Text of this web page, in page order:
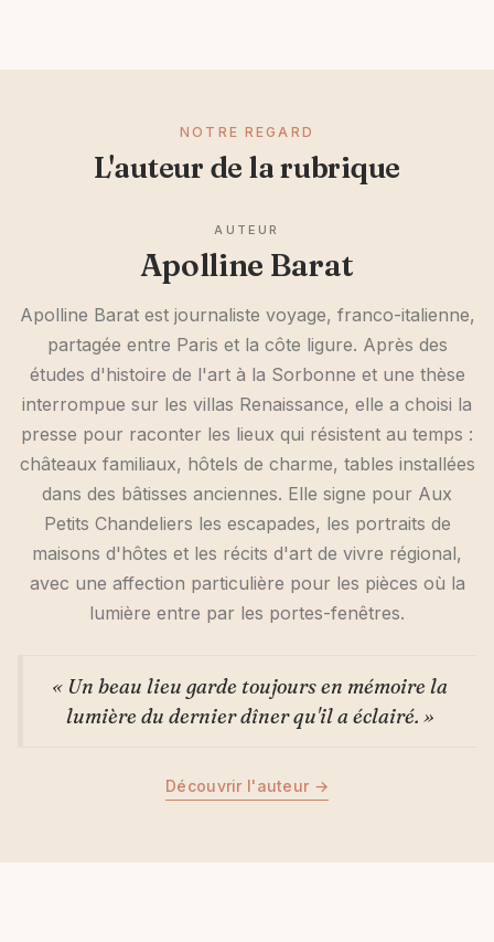
NOTRE REGARD
L'auteur de la rubrique
AUTEUR
Apolline Barat
Apolline Barat est journaliste voyage, franco-italienne,
partagée entre Paris et la côte ligure. Après des
études d'histoire de l'art à la Sorbonne et une thèse
interrompue sur les villas Renaissance, elle a choisi la
presse pour raconter les lieux qui résistent au temps :
châteaux familiaux, hôtels de charme, tables installées
dans des bâtisses anciennes. Elle signe pour Aux
Petits Chandeliers les escapades, les portraits de
maisons d'hôtes et les récits d'art de vivre régional,
avec une affection particulière pour les pièces où la
lumière entre par les portes-fenêtres.
« Un beau lieu garde toujours en mémoire la
lumière du dernier dîner qu'il a éclairé. »
Découvrir l'auteur →